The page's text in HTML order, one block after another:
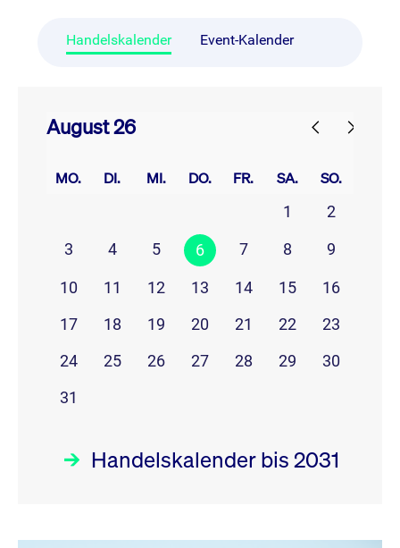
Handelskalender Event-Kalender
August 26
MO. DI. MI. DO. FR. SA. SO.
1
2
3
4 5 6 7 8 9
10 11 12 13 14 15
16
17
18 19 20 21 22
23
24
25 26 27 28 29
30
31
Handelskalender bis 2031